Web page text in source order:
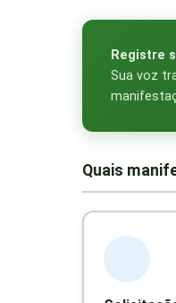
Registre
Sua voz
Quais